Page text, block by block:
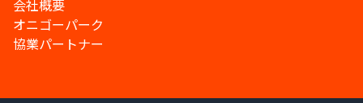
会社概要
オニゴーパーク
協業パートナー